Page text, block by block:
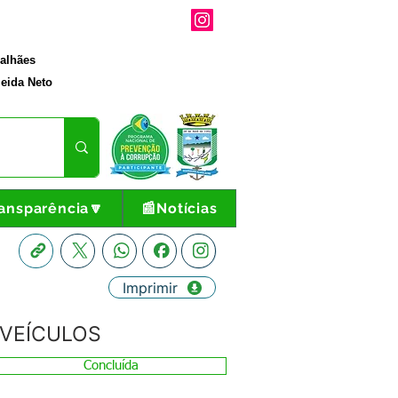
Neto
📰Notícias
Imprimir
Concluída